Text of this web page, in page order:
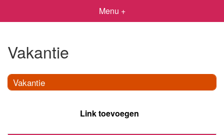
Menu +
Vakantie
Vakantie
Link toevoegen